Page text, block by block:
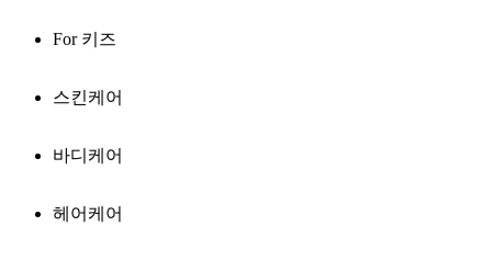
For 키즈
스킨케어
바디케어
헤어케어